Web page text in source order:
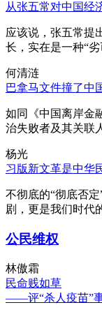
从张五常对中国经
应该说，张五常提
长，实在是一种“
何清涟
巴拿马文件撞了中
如同《中国离岸金
治失败者及其关联
杨光
习版新文革是中华
不彻底的“彻底否
剧，更是我们时代
公民维权
林傲霜
民命贱如草
——评“杀人疫苗”